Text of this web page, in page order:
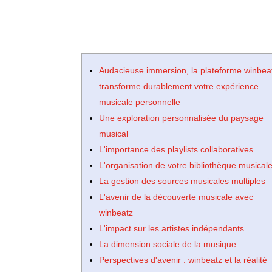
Audacieuse immersion, la plateforme
transforme durablement votre expérience
musicale personnelle
Une exploration personnalisée du paysage
musical
L'importance des playlists collaboratives
L'organisation de votre bibliothèque
La gestion des sources musicales multiples
L'avenir de la découverte musicale avec
winbeatz
L'impact sur les artistes indépendants
La dimension sociale de la musique
Perspectives d'avenir : winbeatz et la réalité